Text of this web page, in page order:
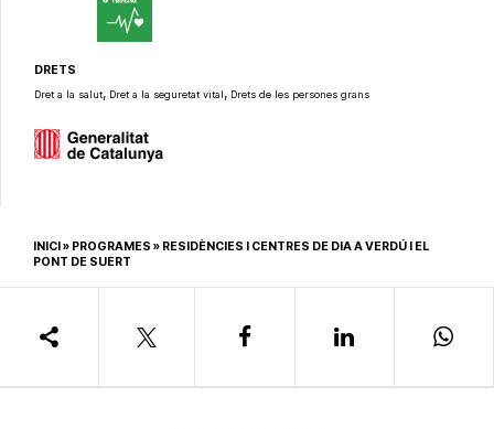
INICI» PROGRAMES » RESIDÈNCIES I CENTRES DE DIA A VERDÚ I EL
PONT DE SUERT
DRETS
Dret a la salut, Dret a la seguretat vital, Drets de les persones grans